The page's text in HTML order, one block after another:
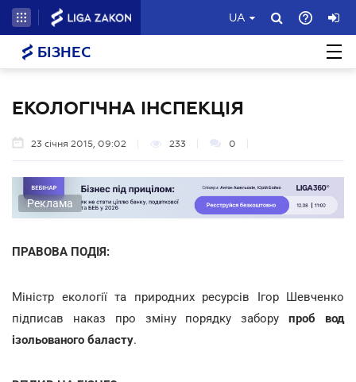
UA
БІЗНЕС
ЕКОЛОГІЧНА ІНСПЕКЦІЯ
23 січня 2015, 09:02 233 0
Реклама
ПРАВОВА ПОДІЯ:
Міністр екології та природних ресурсів Ігор Шевченко
підписав наказ про зміну порядку заборупроб вод
ізольованого баласту.